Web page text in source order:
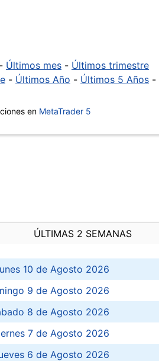
- Últimos mes - Últimos trimestre
- Últimos Año - Últimos 5 Años -
en MetaTrader 5
ÚLTIMAS 2 SEMANAS
10 de Agosto 2026
9 de Agosto 2026
8 de Agosto 2026
7 de Agosto 2026
6 de Agosto 2026